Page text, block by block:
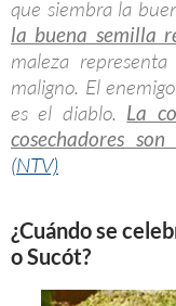
que siembra la
la buena semilla
maleza
maligno. El
es el diablo. La
cosechadores
(NTV)
¿Cuándo se
o Sucót?